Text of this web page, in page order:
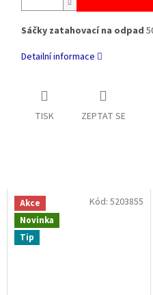
Sáčky zatahovací na odpad
Detailní informace
TISK ZEPTAT SE
Akce
Novinka
Tip
Kód:5203855